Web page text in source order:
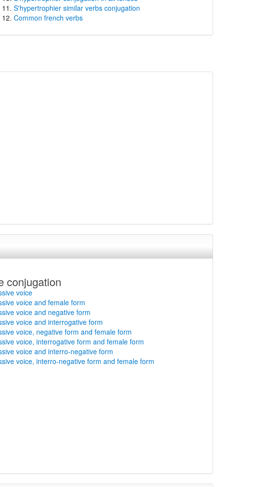
S'hypertrophier similar verbs conjugation
Common french verbs
conjugation
voice
voice and female form
voice and negative form
voice and interrogative form
voice, negative form and female form
voice, interrogative form and female form
voice and interro-negative form
voice, interro-negative form and female form